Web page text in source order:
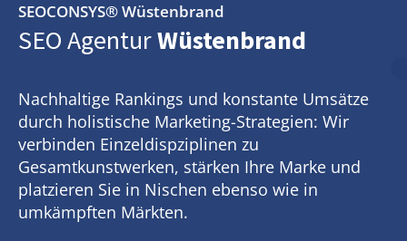
SEOCONSYS®Wüstenbrand
SEO AgenturWüstenbrand
Nachhaltige Rankings und konstante Umsätze
durch holistische Marketing-Strategien: Wir
verbinden Einzeldispziplinen zu
Gesamtkunstwerken, stärken Ihre Marke und
platzieren Sie in Nischen ebenso wie in
umkämpften Märkten.